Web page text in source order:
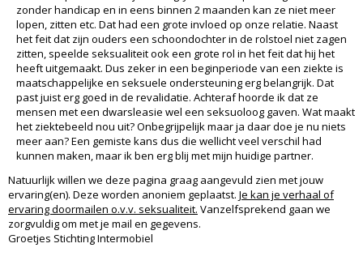
zonder handicap en in eens binnen 2 maanden kan ze niet meer
lopen, zitten etc. Dat had een grote invloed op onze relatie. Naast
het feit dat zijn ouders een schoondochter in de rolstoel niet zagen
zitten, speelde seksualiteit ook een grote rol in het feit dat hij het
heeft uitgemaakt. Dus zeker in een beginperiode van een ziekte is
maatschappelijke en seksuele ondersteuning erg belangrijk. Dat
past juist erg goed in de revalidatie. Achteraf hoorde ik dat ze
mensen met een dwarsleasie wel een seksuoloog gaven. Wat maakt
het ziektebeeld nou uit? Onbegrijpelijk maar ja daar doe je nu niets
meer aan? Een gemiste kans dus die wellicht veel verschil had
kunnen maken, maar ik ben erg blij met mijn huidige partner.
Natuurlijk willen we deze pagina graag aangevuld zien met jouw
ervaring(en). Deze worden anoniem geplaatst. Je kan je verhaal of
ervaring doormailen o.v.v. seksualiteit. Vanzelfsprekend gaan we
zorgvuldig om met je mail en gegevens.
Groetjes Stichting Intermobiel